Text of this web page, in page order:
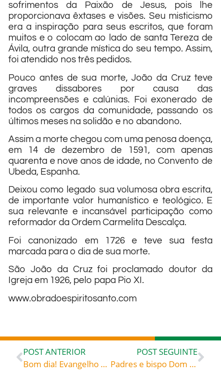
sofrimentos da Paixão de Jesus, pois lhe
proporcionava êxtases e visões. Seu misticismo
era a inspiração para seus escritos, que foram
muitos e o colocam ao lado de santa Tereza de
Ávila, outra grande mística do seu tempo. Assim,
foi atendido nos três pedidos.
Pouco antes de sua morte, João da Cruz teve
graves dissabores por causa das
incompreensões e calúnias. Foi exonerado de
todos os cargos da comunidade, passando os
últimos meses na solidão e no abandono.
Assim a morte chegou com uma penosa doença,
em 14 de dezembro de 1591, com apenas
quarenta e nove anos de idade, no Convento de
Ubeda, Espanha.
Deixou como legado sua volumosa obra escrita,
de importante valor humanístico e teológico. E
sua relevante e incansável participação como
reformador da Ordem Carmelita Descalça.
Foi canonizado em 1726 e teve sua festa
marcada para o dia de sua morte.
São João da Cruz foi proclamado doutor da
Igreja em 1926, pelo papa Pio XI.
www.obradoespiritosanto.com
POST ANTERIOR
Bom dia! Evangelho de 14 de dezembro de 2021: «João Batista veio até vós, ensinando-vos o caminho da justiça, e não acreditastes nele» – São Pedro Crisólogo (c. 406-450) bispo de Ravena, doutor da Igreja Sermão 167; CCL 248, 1025, PL 52, 636
POST SEGUINTE
Padres e bispo Dom Rafael Biernaski realizaram confraternização de Natal e Fim de Ano no Recanto dos Anjos, Blumenau